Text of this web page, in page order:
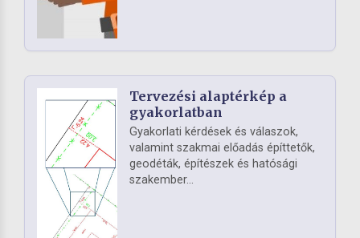
Tervezési alaptérkép a
gyakorlatban
Gyakorlati kérdések és válaszok,
valamint szakmai előadás építtetők,
geodéták, építészek és hatósági
szakember...